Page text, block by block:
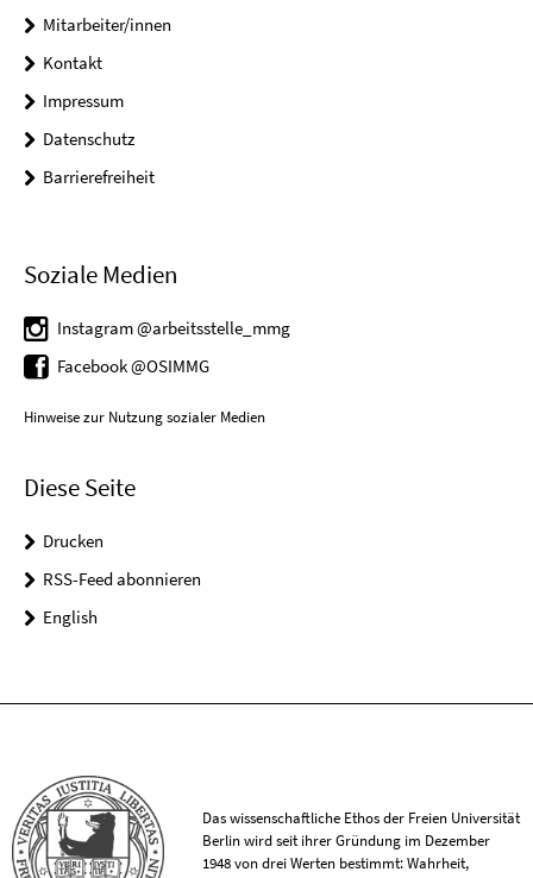
Mitarbeiter/innen
Kontakt
Impressum
Datenschutz
Barrierefreiheit
Soziale Medien
Instagram @arbeitsstelle_mmg
Facebook @OSIMMG
Hinweise zur Nutzung sozialer Medien
Diese Seite
Drucken
RSS-Feed abonnieren
English
Das wissenschaftliche Ethos der Freien Universität
Berlin wird seit ihrer Gründung im Dezember
1948 von drei Werten bestimmt: Wahrheit,